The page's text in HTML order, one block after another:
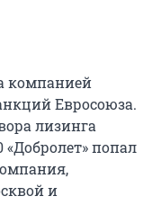
компанией
Евросоюза.
лизинга
попал
и